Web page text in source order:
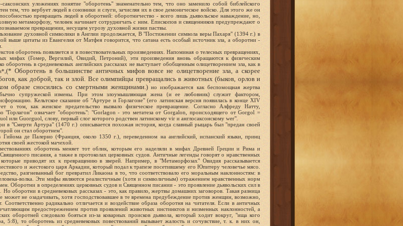
саксонских уложениях понятие "оборотень" знаменательно тем, что оно заменило собой библейского
тем, что вербует людей в союзники и слуги, зачисляя их в свое демоническое войско. Для этого же он
превращать людей в оборотней: оборотничество - всего лишь дьявольское наваждение, но,
метаморфозу, человек начинает сотрудничать с ним. Епископов и священников предупреждают о
превращении, несущем угрозу духовной жизни паствы.
духовной символики в Англии продолжается, В "Постижении символа веры Пахаря" (1394 г.) в
выше цитаты из Евангелия от Матфея говорится, что сатана есть особый источник зла, а оборотни -
оборотень появляется и в повествовательных произведениях. Напоминая о телесных превращениях,
мифах (Гомер, Вергилий, Овидий, Петроний), эти произведения вновь обращаются к физическим
оборотень в средневековых английских рассказах не выступает обобщенным олицетворением зла, как в
(* Оборотень в большинстве античных мифов вовсе не олицетворение зла, а скорее
как доброй, так и злой. Все олимпийцы превращались в животных (быков, орлов и
образе сносились со смертными женщинами.)но изображается как беспомощная жертва
супружеской измены. При этом злоумышляющая жена (и ее любовник) служит фактором,
Кельтское сказание об "Артуре и Горлагоне" (его латинская версия появилась в конце XIV
о том, как женское предательство вызвало физическое превращение. Согласно Алфреду Натту,
"Горлагон" означает "оборотень": "Gorlagon - это метатеза от Gorgalon, происходящего от Gorgol =
или Guorguol, слову, первый слог которого родствен латинскому vir и англосаксонскому wer".
в "Смерти Артура" (1470 г.) описывается похожая история, когда славный рыцарь был "предан своей
он стал оборотнем".
де Палерно (Франция, около 1350 г.), переведенном на английский, испанский языки, принц
своей жестокой мачехой.
оборотень меняет тот облик, которым его наделяли в мифах Древней Греции и Рима и
писания, а также в протоколах церковных судов. Античные легенды говорят о нравственных
приводят их к превращению в зверей. Например, в "Метаморфозах" Овидия рассказывается
и жестокого царя Аркадии, который подал к трапезе посетившему его Юпитеру человечье мясо.
разгневанный бог превратил Ликаона в то, что соответствовало его моральным наклонностям: в
волка. Эти мифы являются реалистичным (хотя и символичным) отражением нравственных норм
Оборотни в определениях церковных судов и Священном писании - это проявление дьявольских сил в
Но оборотни в средневековых рассказах - это, как правило, жертвы домашних заговоров. Такая разница
не озадачивать, хотя господствовавшее в те времена предубеждение против женщин, возможно,
Соответственно радикально отличается и воздействие образа оборотня на читателя. Если в античных
предостережением против проявлений животных инстинктов и низменных наклонностей, а
оборотней следовало бояться из-за коварных происков дьявола, который ходит вокруг, "ища кого
5:8), то оборотень из средневековых повествований вызывает жалость и сочувствие, т. к. в них он,